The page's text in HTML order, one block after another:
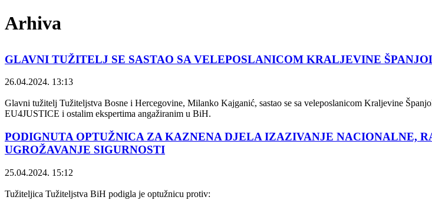
Arhiva
GLAVNI TUŽITELJ SE SASTAO SA VELEPOSLANICOM KRALJEVINE
26.04.2024. 13:13
Glavni tužitelj Tužiteljstva Bosne i Hercegovine, Milanko Kajganić, sastao se sa veleposlanicom Kraljevine
EU4JUSTICE i ostalim ekspertima angažiranim u BiH.
PODIGNUTA OPTUŽNICA ZA KAZNENA DJELA IZAZIVANJE NACIONALNE,
UGROŽAVANJE SIGURNOSTI
25.04.2024. 15:12
Tužiteljica Tužiteljstva BiH podigla je optužnicu protiv: